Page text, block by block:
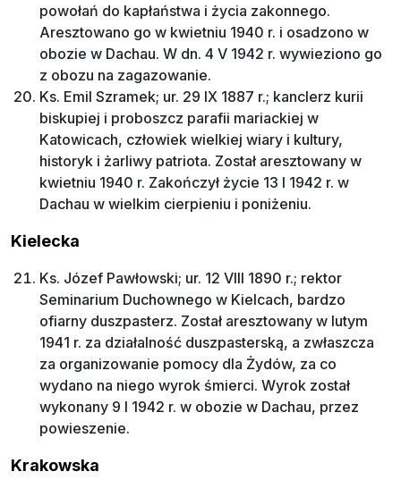
powołań do kapłaństwa i życia zakonnego.
Aresztowano go w kwietniu 1940 r. i osadzono w
obozie w Dachau. W dn. 4 V 1942 r. wywieziono go
z obozu na zagazowanie.
Ks. Emil Szramek; ur. 29 IX 1887 r.; kanclerz kurii
biskupiej i proboszcz parafii mariackiej w
Katowicach, człowiek wielkiej wiary i kultury,
historyk i żarliwy patriota. Został aresztowany w
kwietniu 1940 r. Zakończył życie 13 I 1942 r. w
Dachau w wielkim cierpieniu i poniżeniu.
Kielecka
Ks. Józef Pawłowski; ur. 12 VIII 1890 r.; rektor
Seminarium Duchownego w Kielcach, bardzo
ofiarny duszpasterz. Został aresztowany w lutym
1941 r. za działalność duszpasterską, a zwłaszcza
za organizowanie pomocy dla Żydów, za co
wydano na niego wyrok śmierci. Wyrok został
wykonany 9 I 1942 r. w obozie w Dachau, przez
powieszenie.
Krakowska